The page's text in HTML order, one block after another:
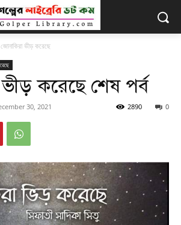
জোনাকিরা ভীড় করেছে
করেছে শেষ পর্ব
30, 2021 0
2890